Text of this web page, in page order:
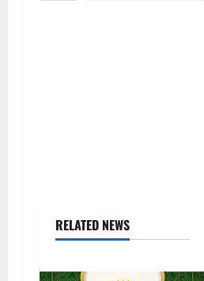
RELATED NEWS